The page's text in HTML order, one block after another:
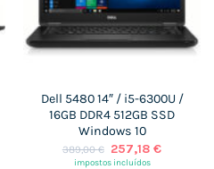
Dell 5480 14″ / i5-6300U /
16GB DDR4 512GB SSD
Windows 10
389,00€ O
preço
257,18€O
impostos incluídos